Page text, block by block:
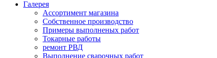
Галерея
Ассортимент магазина
Собственное производство
Примеры выполненых работ
Токарные работы
ремонт РВД
Выполнение сварочных работ